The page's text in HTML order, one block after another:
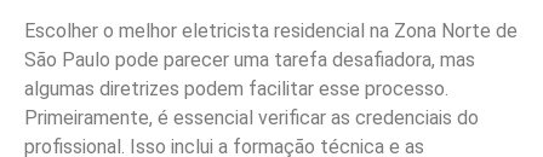
Escolher o melhor eletricista residencial na Zona Norte de
São Paulo pode parecer uma tarefa desafiadora, mas
algumas diretrizes podem facilitar esse processo.
Primeiramente, é essencial verificar as credenciais do
profissional. Isso inclui a formação técnica e as